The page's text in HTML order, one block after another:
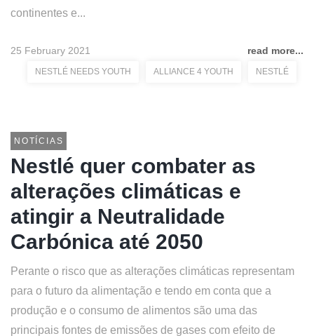
continentes e...
25 February 2021 read more...
NESTLÉ NEEDS YOUTH ALLIANCE 4 YOUTH NESTLÉ
NOTÍCIAS
Nestlé quer combater as
alterações climáticas e
atingir a Neutralidade
Carbónica até 2050
Perante o risco que as alterações climáticas representam
para o futuro da alimentação e tendo em conta que a
produção e o consumo de alimentos são uma das
principais fontes de emissões de gases com efeito de